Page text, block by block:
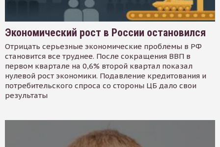
Экономический рост в России остановился
Отрицать серьезные экономические проблемы в РФ
становится все труднее. После сокращения ВВП в
первом квартале на 0,6% второй квартал показал
нулевой рост экономики. Подавление кредитования и
потребительского спроса со стороны ЦБ дало свои
результаты